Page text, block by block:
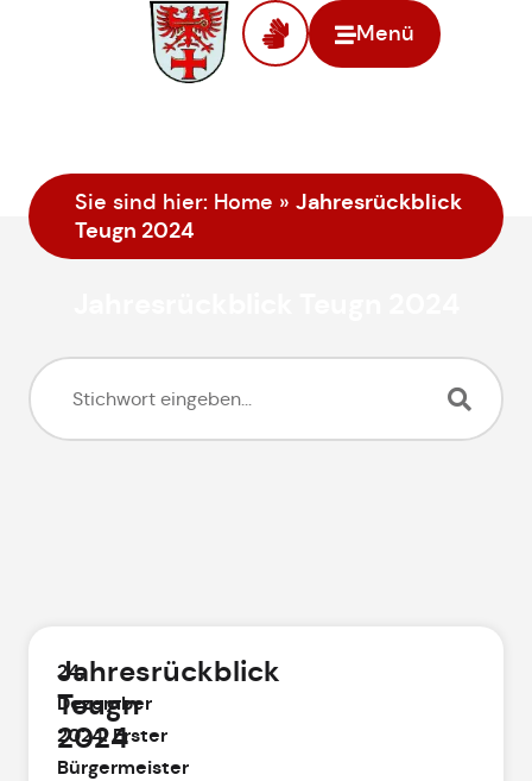
Menü
Sie sind hier: Home » Jahresrückblick
Teugn 2024
Jahresrückblick
Teugn
2024
24.
Dezember
2024:Erster
Bürgermeister